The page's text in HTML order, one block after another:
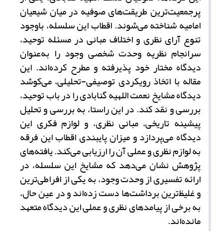
پرجمعیت‌ترین طریقت‌های صوفیه در میان شیعیان
امامیه شناخته می‌شوند. اقطاب این سلسله، باوجود
تنوع آرای نظری و اختلاف مبانی در مسئله توحید،
سرانجام نظریه وحدت شخصی وجود را به‌عنوان
دیدگاه مختار خود پذیرفته و مطرح کرده‌اند. این
مقاله با اتخاذ رویکردی توصیفی-تحلیلی، می‌کوشد
دیدگاه مشایخ نعمت ‌اللهیه گنابادی را در باب توحید،
بررسی و نقد کند. در این راستا، به بررسی و تحلیل
پیشینه تاریخی، مبانی نظری، و لوازم فکری این
دیدگاه میپردازد و میزان پایبندی اقطاب این فرقه
به لوازم نظری و عملی آن را ارزیابی می‌کند. یافته‌های
پژوهش نشان می‌دهد که مشایخ این سلسله، در
ارائه تفسیری از وحدت وجود، به یکی از افراطی‌ترین
و غلیظ‌ترین برداشت‌ها دست زده‌اند و در عین حال،
به برخی از پیامدهای نظری و عملی این دیدگاه متعهد
مانده‌اند.